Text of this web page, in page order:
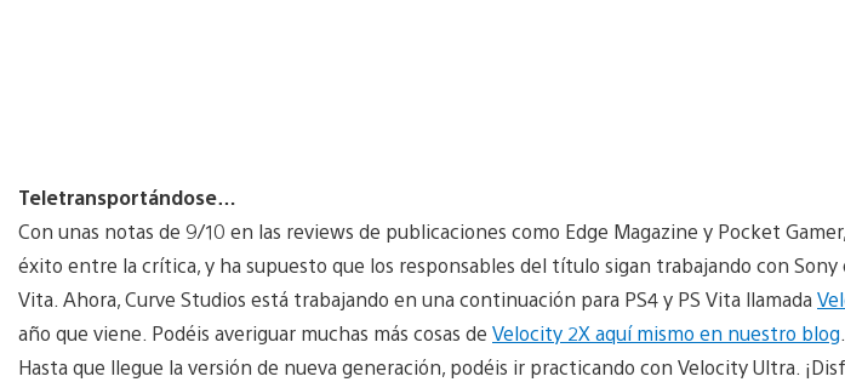
Teletransportándose…
Con unas notas de 9/10 en las reviews de publicaciones como Edge Magazine y Pocket
éxito entre la crítica, y ha supuesto que los responsables del título sigan trabajando con Sony
Vita. Ahora, Curve Studios está trabajando en una continuación para PS4 y PS Vita llamada
año que viene. Podéis averiguar muchas más cosas de Velocity 2X aquí mismo en nuestro blog
Hasta que llegue la versión de nueva generación, podéis ir practicando con Velocity Ultra.